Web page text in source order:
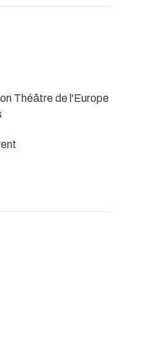
Théâtre de l'Europe